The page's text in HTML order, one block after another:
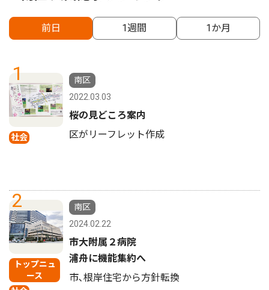
前日 1週間 1か月
1
社会
南区
2022.03.03
桜の見どころ案内
区がリーフレット作成
2
トップニュ
ース
南区
2024.02.22
市大附属２病院
浦舟に機能集約へ
市､根岸住宅から方針転換